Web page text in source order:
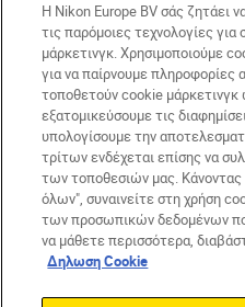
Εταιρεία
GR Nikon Sites
Επικοινωνήστε μαζί μας
Η Nikon Europe BV σάς ζητάει
τις παρόμοιες τεχνολογίες
μάρκετινγκ. Χρησιμοποιούμε
για να παίρνουμε πληροφορίες
τοποθετούν cookie
εξατομικεύσουμε τις
υπολογίσουμε την
τρίτων ενδέχεται επίσης να
των τοποθεσιών μας. Κάνοντας
όλων", συναινείτε στη χρήση
των προσωπικών δεδομένων
να μάθετε περισσότερα,
Δηλωση Cookie